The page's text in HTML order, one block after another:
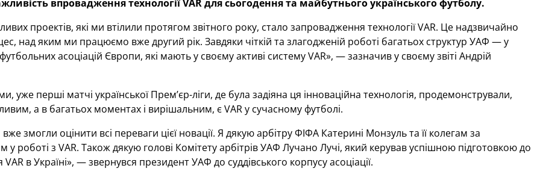
впровадження технології VAR для сьогодення та майбутнього українського футболу.
проектів, які ми втілили протягом звітного року, стало запровадження технології VAR. Це надзвичайно
над яким ми працюємо вже другий рік. Завдяки чіткій та злагодженій роботі багатьох структур УАФ — у
асоціацій Європи, які мають у своєму активі систему VAR», — зазначив у своєму звіті Андрій
уже перші матчі української Прем’єр-ліги, де була задіяна ця інноваційна технологія, продемонстрували,
а в багатьох моментах і вирішальним, є VAR у сучасному футболі.
змогли оцінити всі переваги цієї новації. Я дякую арбітру ФІФА Катерині Монзуль та її колегам за
у роботі з VAR. Також дякую голові Комітету арбітрів УАФ Лучано Лучі, який керував успішною підготовкою до
в Україні», — звернувся президент УАФ до суддівського корпусу асоціації.